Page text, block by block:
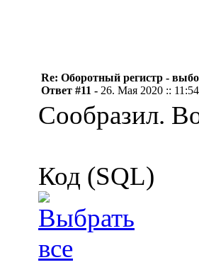
Re: Оборотный регистр -
Ответ #11 - 26. Мая 2020 :: 11:54
Сообразил.
Код (SQL)